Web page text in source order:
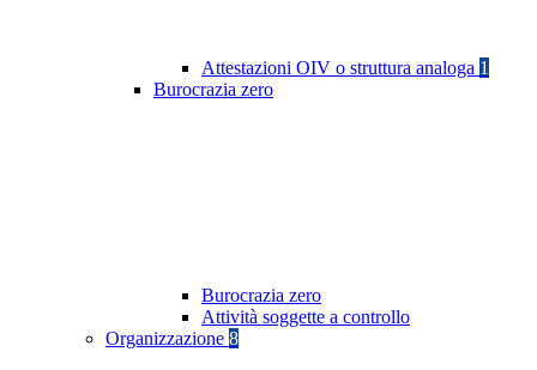
Attestazioni OIV o struttura analoga 1
Burocrazia zero
Burocrazia zero
Attività soggette a controllo
Organizzazione 8